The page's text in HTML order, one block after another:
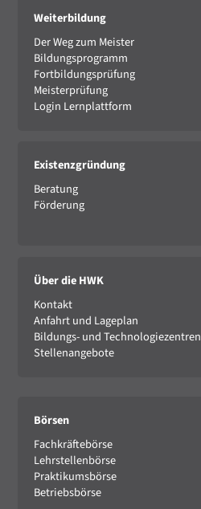
Weiterbildung
Der Weg zum Meister
Bildungsprogramm
Fortbildungsprüfung
Meisterprüfung
Login Lernplattform
Existenzgründung
Beratung
Förderung
Über die HWK
Kontakt
Anfahrt und Lageplan
Bildungs- und Technologiezentren
Stellenangebote
Börsen
Fachkräftebörse
Lehrstellenbörse
Praktikumsbörse
Betriebsbörse